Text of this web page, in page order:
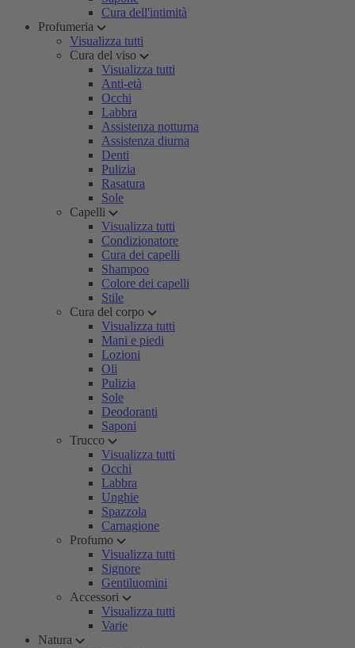
Cura dell'intimità
Profumeria
Visualizza tutti
Cura del viso
Visualizza tutti
Anti-età
Occhi
Labbra
Assistenza notturna
Assistenza diurna
Denti
Pulizia
Rasatura
Sole
Capelli
Visualizza tutti
Condizionatore
Cura dei capelli
Shampoo
Colore dei capelli
Stile
Cura del corpo
Visualizza tutti
Mani e piedi
Lozioni
Oli
Pulizia
Sole
Deodoranti
Saponi
Trucco
Visualizza tutti
Occhi
Labbra
Unghie
Spazzola
Carnagione
Profumo
Visualizza tutti
Signore
Gentiluomini
Accessori
Visualizza tutti
Varie
Natura